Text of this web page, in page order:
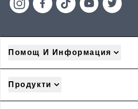
Помощ И Информация
Продукти